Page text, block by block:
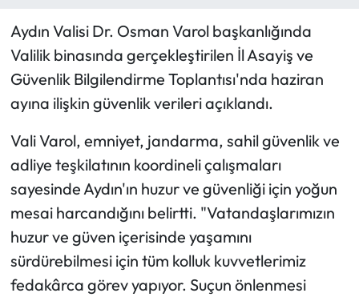
Aydın Valisi Dr. Osman Varol başkanlığında
Valilik binasında gerçekleştirilen İl Asayiş ve
Güvenlik Bilgilendirme Toplantısı'nda haziran
ayına ilişkin güvenlik verileri açıklandı.
Vali Varol, emniyet, jandarma, sahil güvenlik ve
adliye teşkilatının koordineli çalışmaları
sayesinde Aydın'ın huzur ve güvenliği için yoğun
mesai harcandığını belirtti. "Vatandaşlarımızın
huzur ve güven içerisinde yaşamını
sürdürebilmesi için tüm kolluk kuvvetlerimiz
fedakârca görev yapıyor. Suçun önlenmesi